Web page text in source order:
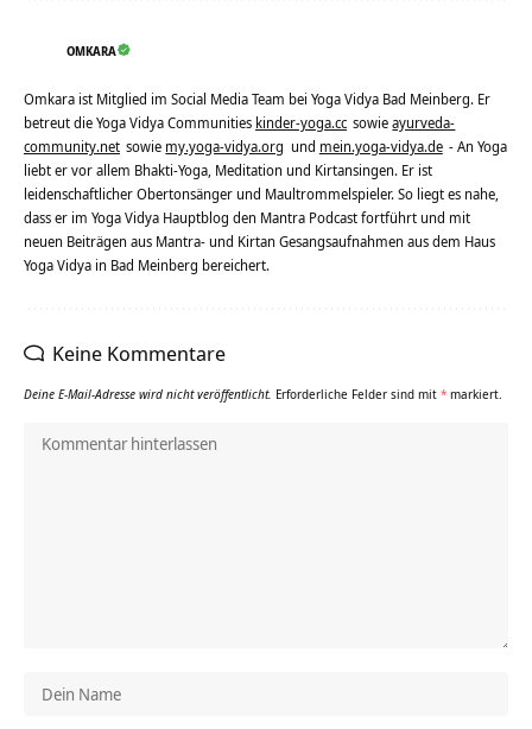
OMKARA
Omkara ist Mitglied im Social Media Team bei Yoga Vidya Bad Meinberg. Er
betreut die Yoga Vidya Communities kinder-yoga.cc sowieayurveda-
community.net sowie my.yoga-vidya.org und mein.yoga-vidya.de - An Yoga
liebt er vor allem Bhakti-Yoga, Meditation und Kirtansingen. Er ist
leidenschaftlicher Obertonsänger und Maultrommelspieler. So liegt es nahe,
dass er im Yoga Vidya Hauptblog den Mantra Podcast fortführt und mit
neuen Beiträgen aus Mantra- und Kirtan Gesangsaufnahmen aus dem Haus
Yoga Vidya in Bad Meinberg bereichert.
Keine Kommentare
Deine E-Mail-Adresse wird nicht veröffentlicht. Erforderliche Felder sind mit * markiert.